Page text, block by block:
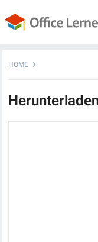
HOME